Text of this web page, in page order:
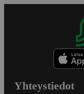
Yhteystiedot